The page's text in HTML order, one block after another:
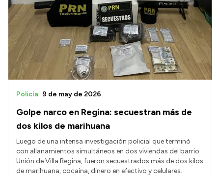
Golpe narco en Regina: secuestran más de
dos kilos de marihuana
Policía 9 de may de 2026
Luego de una intensa investigación policial que terminó
con allanamientos simultáneos en dos viviendas del barrio
Unión de Villa Regina, fueron secuestrados más de dos kilos
de marihuana, cocaína, dinero en efectivo y celulares.